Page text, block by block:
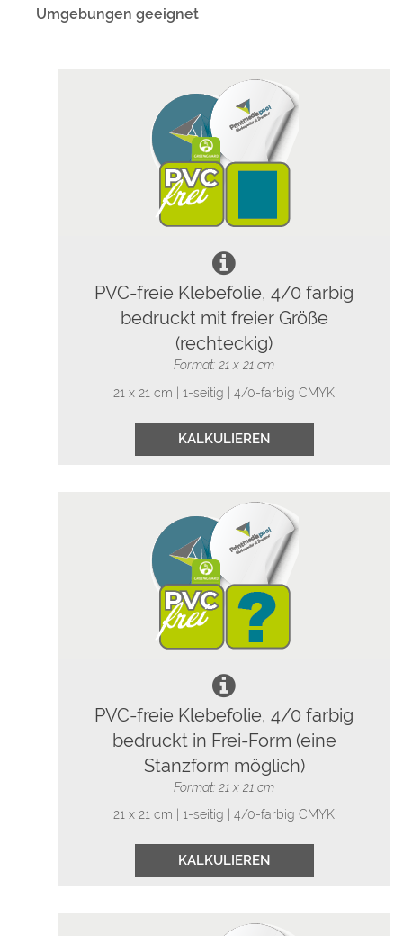
Umgebungen geeignet
PVC-freie Klebefolie, 4/0 farbig
bedruckt mit freier Größe
(rechteckig)
Format: 21 x 21 cm
21 x 21 cm | 1-seitig | 4/0-farbig CMYK
KALKULIEREN
PVC-freie Klebefolie, 4/0 farbig
bedruckt in Frei-Form (eine
Stanzform möglich)
Format: 21 x 21 cm
21 x 21 cm | 1-seitig | 4/0-farbig CMYK
KALKULIEREN